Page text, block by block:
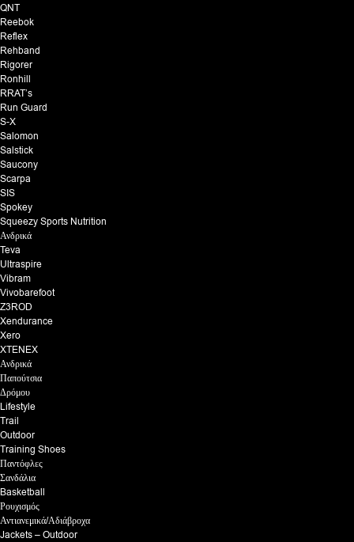
QNT
Reebok
Reflex
Rehband
Rigorer
Ronhill
RRAT’s
Run Guard
S-X
Salomon
Salstick
Saucony
Scarpa
SIS
Spokey
Squeezy Sports Nutrition
Ανδρικά
Teva
Ultraspire
Vibram
Vivobarefoot
Z3ROD
Xendurance
Xero
XTENEX
Ανδρικά
Παπούτσια
Δρόμου
Lifestyle
Trail
Outdoor
Training Shoes
Παντόφλες
Σανδάλια
Basketball
Ρουχισμός
Αντιανεμικά/Αδιάβροχα
Jackets – Outdoor